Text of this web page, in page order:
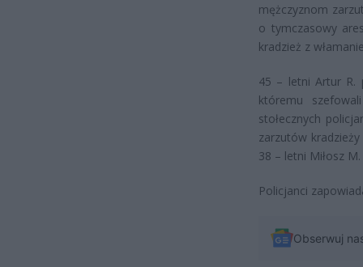
mężczyznom
o tymczasowy
kradzież z
45 – letni Artur R.
któremu
stołecznych
zarzutów
38 – letni Miłosz
Policjanci
Obserwuj